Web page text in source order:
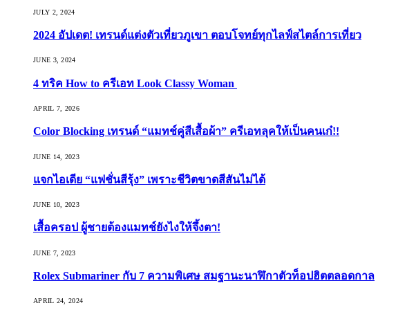
JULY 2, 2024
2024 อัปเดต! เทรนด์แต่งตัวเที่ยวภูเขา ตอบโจทย์ทุกไลฟ์สไตล์การเที่ยว
JUNE 3, 2024
4 ทริค How to ครีเอท Look Classy Woman
APRIL 7, 2026
Color Blocking เทรนด์ “แมทช์คู่สีเสื้อผ้า” ครีเอทลุคให้เป็นคนเก๋!!
JUNE 14, 2023
แจกไอเดีย “แฟชั่นสีรุ้ง” เพราะชีวิตขาดสีสันไม่ได้
JUNE 10, 2023
เสื้อครอป ผู้ชายต้องแมทช์ยังไงให้จึ้งตา!
JUNE 7, 2023
Rolex Submariner กับ 7 ความพิเศษ สมฐานะนาฬิกาตัวท็อปฮิตตลอดกาล
APRIL 24, 2024